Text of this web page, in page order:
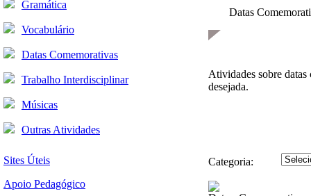
Gramática
Vocabulário
Datas Comemorativas
Trabalho Interdisciplinar
Músicas
Outras Atividades
Sites Úteis
Apoio Pedagógico
Datas
Atividades sobre datas
desejada.
Categoria: